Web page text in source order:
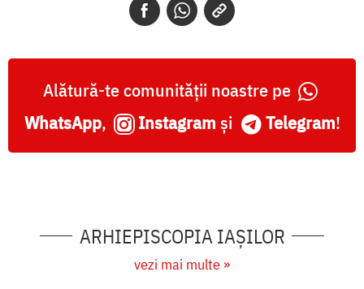
Alătură-te comunității noastre pe
WhatsApp, Instagram și Telegram!
ARHIEPISCOPIA IAŞILOR
vezi mai multe »